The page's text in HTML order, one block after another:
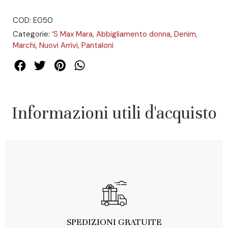
COD: E050
Categorie: ‘S Max Mara, Abbigliamento donna, Denim,
Marchi, Nuovi Arrivi, Pantaloni
Informazioni utili d'acquisto
SPEDIZIONI GRATUITE